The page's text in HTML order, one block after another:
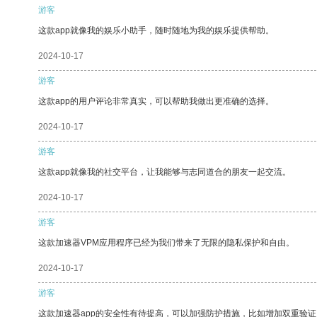
游客
这款app就像我的娱乐小助手，随时随地为我的娱乐提供帮助。
2024-10-17
游客
这款app的用户评论非常真实，可以帮助我做出更准确的选择。
2024-10-17
游客
这款app就像我的社交平台，让我能够与志同道合的朋友一起交流。
2024-10-17
游客
这款加速器VPM应用程序已经为我们带来了无限的隐私保护和自由。
2024-10-17
游客
这款加速器app的安全性有待提高，可以加强防护措施，比如增加双重验